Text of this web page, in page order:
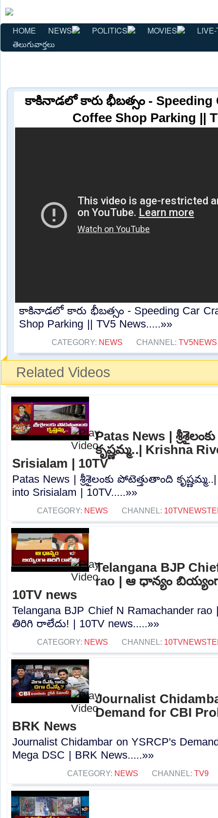
HOME NEWS POLITICS MOVIES
తెలుగువార్తలు
కాకినాడలో కారు భీబత్సం - Speeding
Coffee Shop Parking ||
కాకినాడలో కారు భీబత్సం - Speeding Car
Shop Parking || TV5 News.....»»
CATEGORY: NEWS CHANNEL: TV5NEWS
Related Videos
Patas News |
కృష్ణమ్మ..| Krishna
Srisialam | 10TV
Patas News | శ్రీశైలంకు పోటెత్తుతాంది
into Srisialam | 10TV.....»»
CATEGORY: NEWS CHANNEL:
Telangana BJP
rao | ఆ ధాన్యం
10TV news
Telangana BJP Chief N Ramachander
తిరిగి రాలేదు! | 10TV news.....»»
CATEGORY: NEWS CHANNEL:
Journalist
Demand for CBI
BRK News
Journalist Chidambar on YSRCP's
Mega DSC | BRK News.....»»
CATEGORY: NEWS CHANNEL: TV9